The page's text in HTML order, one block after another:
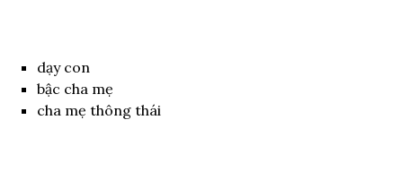
dạy con
bậc cha mẹ
cha mẹ thông thái